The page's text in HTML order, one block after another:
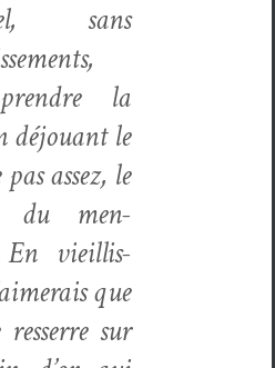
sans
la
déjouant le
assez, le
du men­
En vieil­lis­
que
sur